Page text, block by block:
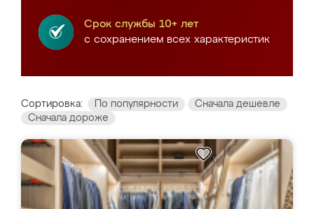
Срок службы 10+ лет
с сохранением всех характеристик
Сортировка: По популярности
Сначала дешевле
Сначала дороже